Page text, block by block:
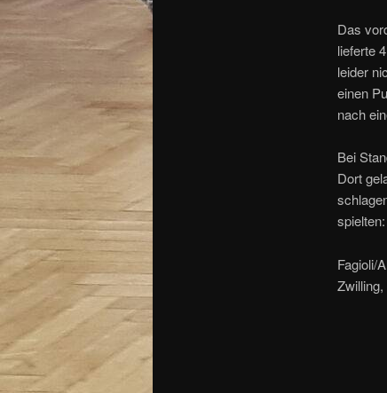
Das
lieferte
leider
einen
nach
Bei
Dort
spielten:
Fagioli/